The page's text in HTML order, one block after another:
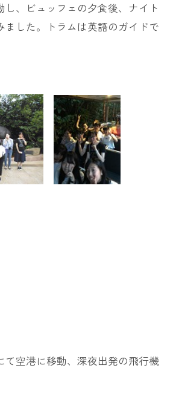
し、ビュッフェの夕食後、ナイト
ました。トラムは英語のガイドで
て空港に移動、深夜出発の飛行機